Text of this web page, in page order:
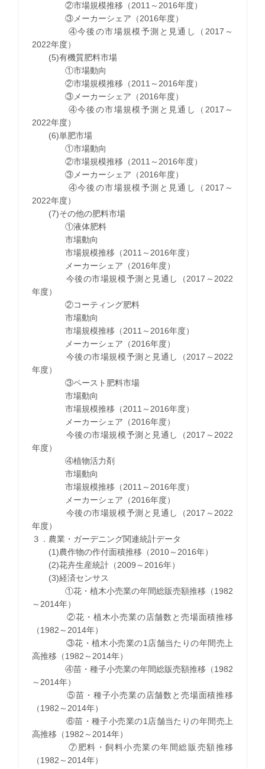
②市場規模推移（2011～2016年度）
③メーカーシェア（2016年度）
④今後の市場規模予測と見通し（2017～
2022年度）
(5)有機質肥料市場
①市場動向
②市場規模推移（2011～2016年度）
③メーカーシェア（2016年度）
④今後の市場規模予測と見通し（2017～
2022年度）
(6)単肥市場
①市場動向
②市場規模推移（2011～2016年度）
③メーカーシェア（2016年度）
④今後の市場規模予測と見通し（2017～
2022年度）
(7)その他の肥料市場
①液体肥料
市場動向
市場規模推移（2011～2016年度）
メーカーシェア（2016年度）
今後の市場規模予測と見通し（2017～2022
年度）
②コーティング肥料
市場動向
市場規模推移（2011～2016年度）
メーカーシェア（2016年度）
今後の市場規模予測と見通し（2017～2022
年度）
③ペースト肥料市場
市場動向
市場規模推移（2011～2016年度）
メーカーシェア（2016年度）
今後の市場規模予測と見通し（2017～2022
年度）
④植物活力剤
市場動向
市場規模推移（2011～2016年度）
メーカーシェア（2016年度）
今後の市場規模予測と見通し（2017～2022
年度）
３．農業・ガーデニング関連統計データ
(1)農作物の作付面積推移（2010～2016年）
(2)花卉生産統計（2009～2016年）
(3)経済センサス
①花・植木小売業の年間総販売額推移（1982
～2014年）
②花・植木小売業の店舗数と売場面積推移
（1982～2014年）
③花・植木小売業の1店舗当たりの年間売上
高推移（1982～2014年）
④苗・種子小売業の年間総販売額推移（1982
～2014年）
⑤苗・種子小売業の店舗数と売場面積推移
（1982～2014年）
⑥苗・種子小売業の1店舗当たりの年間売上
高推移（1982～2014年）
⑦肥料・飼料小売業の年間総販売額推移
（1982～2014年）